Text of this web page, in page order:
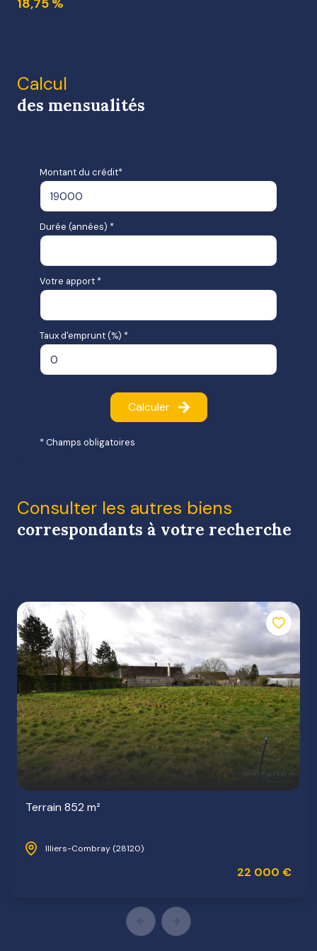
18,75 %
Calcul
des mensualités
Montant du crédit*
Durée (années) *
Votre apport *
Taux d'emprunt (%) *
Calculer
* Champs obligatoires
Consulter les autres biens
correspondants à votre recherche
Terrain 852 m²
Illiers-Combray (28120)
22 000 €